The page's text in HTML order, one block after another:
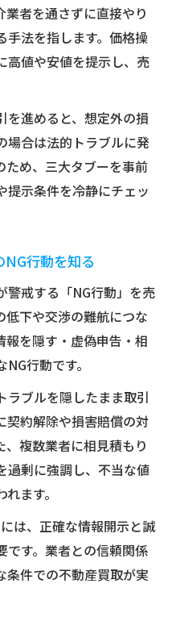
業者を通さずに直接やり
手法を指します。価格操
高値や安値を提示し、売
を進めると、想定外の損
場合は法的トラブルに発
ため、三大タブーを事前
提示条件を冷静にチェッ
行動を知る
警戒する「NG行動」を売
低下や交渉の難航につな
報を隠す・虚偽申告・相
行動です。
ラブルを隠したまま取引
契約解除や損害賠償の対
複数業者に相見積もり
過剰に強調し、不当な値
ます。
は、正確な情報開示と誠
です。業者との信頼関係
条件での不動産買取が実